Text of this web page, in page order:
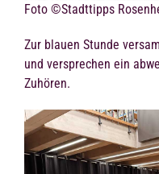
Foto ©Stadttipps
Zur blauen Stunde
und versprechen ein
Zuhören.